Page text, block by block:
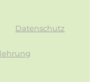
Datenschutz